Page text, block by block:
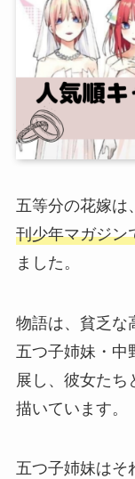
五等分の花嫁は、
刊少年マガジン
ました。
物語は、貧乏な
五つ子姉妹・中
展し、彼女たち
描いています。
五つ子姉妹はそ